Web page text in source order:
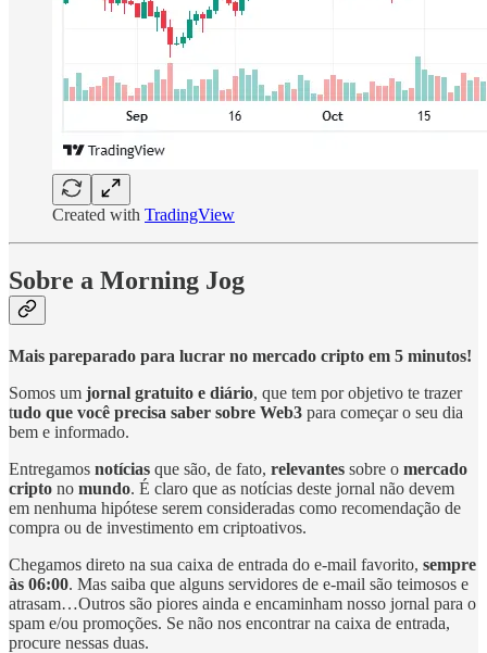
Created with TradingView
Sobre a Morning Jog
Mais pareparado para lucrar no mercado cripto em 5 minutos!
Somos um jornal gratuito e diário, que tem por objetivo te trazer
tudo que você precisa saber sobre Web3 para começar o seu dia
bem e informado.
Entregamos notícias que são, de fato, relevantes sobre o mercado
cripto no mundo. É claro que as notícias deste jornal não devem
em nenhuma hipótese serem consideradas como recomendação de
compra ou de investimento em criptoativos.
Chegamos direto na sua caixa de entrada do e-mail favorito, sempre
às 06:00. Mas saiba que alguns servidores de e-mail são teimosos e
atrasam…Outros são piores ainda e encaminham nosso jornal para o
spam e/ou promoções. Se não nos encontrar na caixa de entrada,
procure nessas duas.